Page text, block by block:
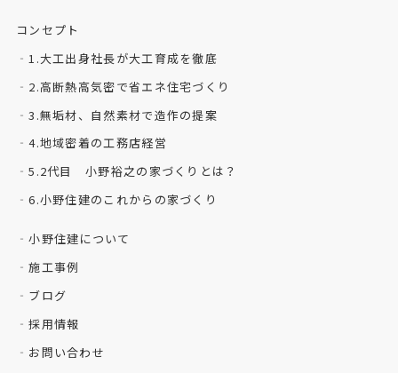
コンセプト
1.大工出身社長が大工育成を徹底
2.高断熱高気密で省エネ住宅づくり
3.無垢材、自然素材で造作の提案
4.地域密着の工務店経営
5.2代目 小野裕之の家づくりとは？
6.小野住建のこれからの家づくり
小野住建について
施工事例
ブログ
採用情報
お問い合わせ